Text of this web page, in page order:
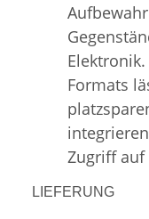
Formats
Zugriff auf
LIEFERUNG